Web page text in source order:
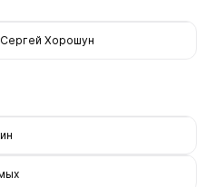
Сергей Хорошун